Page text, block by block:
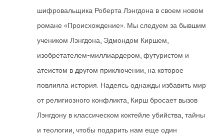
шифровальщика Роберта Лэнгдона в своем новом
романе «Происхождение». Мы следуем за бывшим
учеником Лэнгдона, Эдмондом Киршем,
изобретателем-миллиардером, футуристом и
атеистом в другом приключении, на которое
повлияла история. Надеясь однажды избавить мир
от религиозного конфликта, Кирш бросает вызов
Лэнгдону в классическом коктейле убийства, тайны
и теологии, чтобы подарить нам еще один